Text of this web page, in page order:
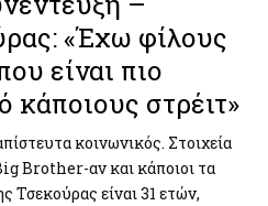
«Έχω φίλους
είναι πιο
κάποιους στρέιτ»
κοινωνικός. Στοιχεία
Brother-αν και κάποιοι τα
Τσεκούρας είναι 31 ετών,